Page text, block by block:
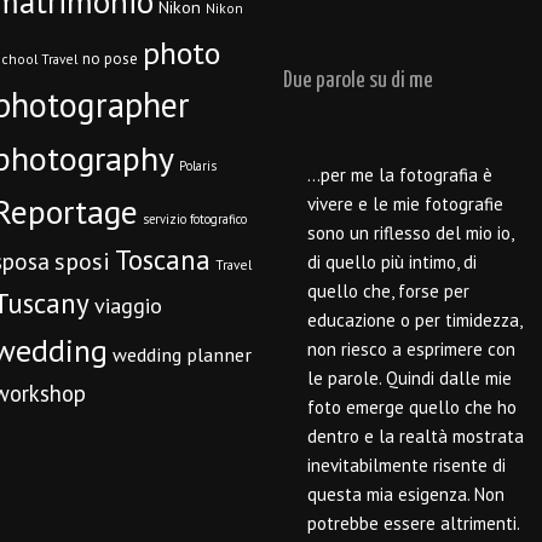
Nikon Nikon
Travel no pose photo
Polaris
servizio fotografico
sposi Toscana Travel
viaggio
wedding planner
Due parole su di me
…per me la fotografia è
vivere e le mie fotografie
sono un riflesso del mio io,
di quello più intimo, di
quello che, forse per
educazione o per timidezza,
non riesco a esprimere con
le parole. Quindi dalle mie
foto emerge quello che ho
dentro e la realtà mostrata
inevitabilmente risente di
questa mia esigenza. Non
potrebbe essere altrimenti.